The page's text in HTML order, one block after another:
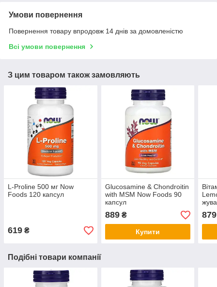
Умови повернення
Повернення товару впродовж 14 днів за домовленістю
Всі умови повернення
З цим товаром також замовляють
L-Proline 500 мг Now
Foods 120 капсул
619 ₴
Glucosamine & Chondroitin
with MSM Now Foods 90
капсул
889₴
Купити
879
Подібні товари компанії